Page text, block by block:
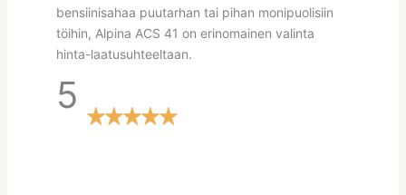
bensiinisahaa puutarhan tai pihan monipuolisiin
töihin, Alpina ACS 41 on erinomainen valinta
hinta-laatusuhteeltaan.
5